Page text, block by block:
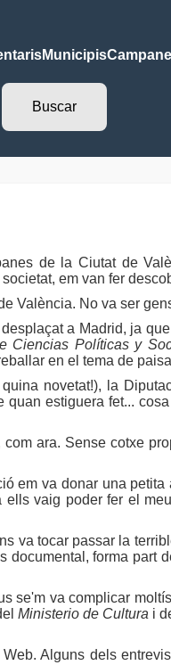
Municipis
de la Ciutat de
em van fer
València. No va ser
a Madrid, ja
Ciencias Políticas y
en el tema de
novetat!), la
estiguera fet...
ara. Sense cotxe
em va donar una
vaig poder fer el
va tocar passar la
documental, forma part
se'm va complicar
Ministerio de Cultura i
Alguns dels